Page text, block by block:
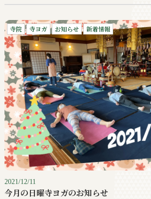
寺院 寺ヨガ お知らせ 新着情報
2021/12/11
今月の日曜寺ヨガのお知らせ